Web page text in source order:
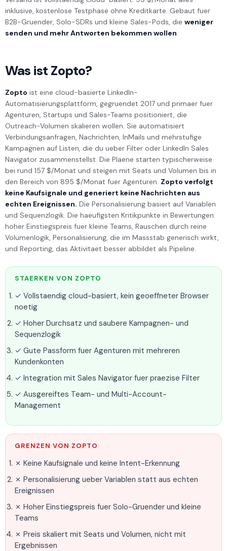
inklusive, kostenlose Testphase ohne Kreditkarte. Gebaut fuer
B2B-Gruender, Solo-SDRs und kleine Sales-Pods, die weniger
senden und mehr Antworten bekommen wollen.
Was ist Zopto?
Zopto ist eine cloud-basierte LinkedIn-
Automatisierungsplattform, gegruendet 2017 und primaer fuer
Agenturen, Startups und Sales-Teams positioniert, die
Outreach-Volumen skalieren wollen. Sie automatisiert
Verbindungsanfragen, Nachrichten, InMails und mehrstufige
Kampagnen auf Listen, die du ueber Filter oder LinkedIn Sales
Navigator zusammenstellst. Die Plaene starten typischerweise
bei rund 157 $/Monat und steigen mit Seats und Volumen bis in
den Bereich von 895 $/Monat fuer Agenturen. Zopto verfolgt
keine Kaufsignale und generiert keine Nachrichten aus
echten Ereignissen. Die Personalisierung basiert auf Variablen
und Sequenzlogik. Die haeufigsten Kritikpunkte in Bewertungen:
hoher Einstiegspreis fuer kleine Teams, Rauschen durch reine
Volumenlogik, Personalisierung, die im Massstab generisch wirkt,
und Reporting, das Aktivitaet besser abbildet als Pipeline.
STAERKEN VON ZOPTO
✓ Vollstaendig cloud-basiert, kein geoeffneter Browser
noetig
✓ Hoher Durchsatz und saubere Kampagnen- und
Sequenzlogik
✓ Gute Passform fuer Agenturen mit mehreren
Kundenkonten
✓ Integration mit Sales Navigator fuer praezise Filter
✓ Ausgereiftes Team- und Multi-Account-
Management
GRENZEN VON ZOPTO
✗ Keine Kaufsignale und keine Intent-Erkennung
✗ Personalisierung ueber Variablen statt aus echten
Ereignissen
✗ Hoher Einstiegspreis fuer Solo-Gruender und kleine
Teams
✗ Preis skaliert mit Seats und Volumen, nicht mit
Ergebnissen